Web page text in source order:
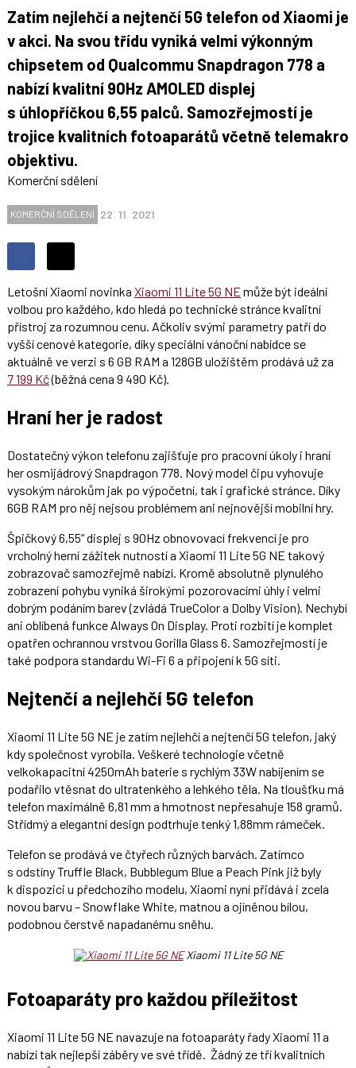
Zatím nejlehčí a nejtenčí 5G telefon od Xiaomi je
v akci. Na svou třídu vyniká velmi výkonným
chipsetem od Qualcommu Snapdragon 778 a
nabízí kvalitní 90Hz AMOLED displej
s úhlopříčkou 6,55 palců. Samozřejmostí je
trojice kvalitních fotoaparátů včetně telemakro
objektivu.
Komerční sdělení
KOMERČNÍ SDĚLENÍ 22. 11. 2021
Sdílet
Sdílejte
na
Facebooku
na
síti
X
Letošní Xiaomi novinka Xiaomi 11 Lite 5G NE může být ideální
volbou pro každého, kdo hledá po technické stránce kvalitní
přístroj za rozumnou cenu. Ačkoliv svými parametry patří do
vyšší cenové kategorie, díky speciální vánoční nabídce se
aktuálně ve verzi s 6 GB RAM a 128GB uložištěm prodává už za
7 199 Kč(běžná cena 9 490 Kč).
Hraní her je radost
Dostatečný výkon telefonu zajišťuje pro pracovní úkoly i hraní
her osmijádrový Snapdragon 778. Nový model čipu vyhovuje
vysokým nárokům jak po výpočetní, tak i grafické stránce. Díky
6GB RAM pro něj nejsou problémem ani nejnovější mobilní hry.
Špičkový 6,55“ displej s 90Hz obnovovací frekvencí je pro
vrcholný herní zážitek nutností a Xiaomi 11 Lite 5G NE takový
zobrazovač samozřejmě nabízí. Kromě absolutně plynulého
zobrazení pohybu vyniká širokými pozorovacími úhly i velmi
dobrým podáním barev (zvládá TrueColor a Dolby Vision). Nechybí
ani oblíbená funkce Always On Display. Proti rozbití je komplet
opatřen ochrannou vrstvou Gorilla Glass 6. Samozřejmostí je
také podpora standardu Wi-Fi 6 a připojení k 5G síti.
Nejtenčí a nejlehčí 5G telefon
Xiaomi 11 Lite 5G NE je zatím nejlehčí a nejtenčí 5G telefon, jaký
kdy společnost vyrobila. Veškeré technologie včetně
velkokapacitní 4250mAh baterie s rychlým 33W nabíjením se
podařilo vtěsnat do ultratenkého a lehkého těla. Na tloušťku má
telefon maximálně 6,81 mm a hmotnost nepřesahuje 158 gramů.
Střídmý a elegantní design podtrhuje tenký 1,88mm rámeček.
Telefon se prodává ve čtyřech různých barvách. Zatímco
s odstíny Truffle Black, Bubblegum Blue a Peach Pink již byly
k dispozici u předchozího modelu, Xiaomi nyní přidává i zcela
novou barvu – Snowflake White, matnou a ojíněnou bílou,
podobnou čerstvě napadanému sněhu.
Xiaomi 11 Lite 5G NE
Fotoaparáty pro každou příležitost
Xiaomi 11 Lite 5G NE navazuje na fotoaparáty řady Xiaomi 11 a
nabízí tak nejlepší záběry ve své třídě. Žádný ze tří kvalitních